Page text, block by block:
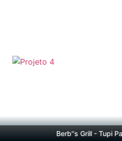
Berb''s Grill - Tupi